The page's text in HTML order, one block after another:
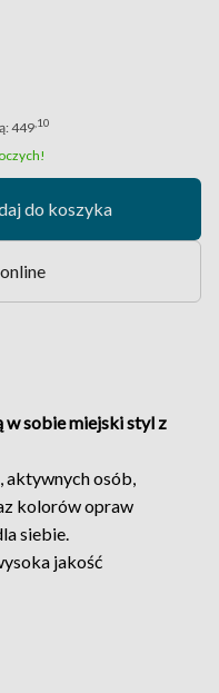
449 ,10
do koszyka
w sobie miejski styl z
aktywnych osób,
kolorów opraw
siebie.
jakość